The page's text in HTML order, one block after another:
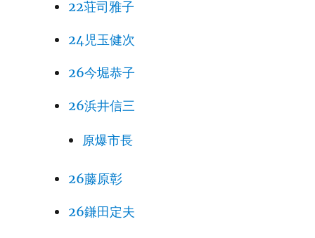
22荘司雅子
24児玉健次
26今堀恭子
26浜井信三
原爆市長
26藤原彰
26鎌田定夫